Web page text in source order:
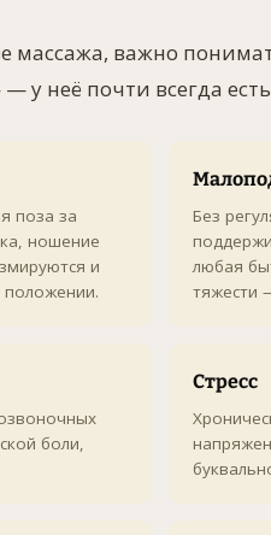
массажа, важно
— у неё почти всегда
поза за
ношение
и
положении.
Без
любая
тяжести
боли,
Стресс